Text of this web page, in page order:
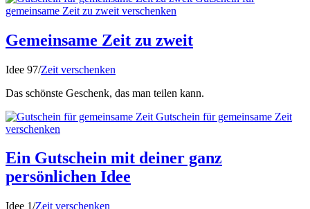
gemeinsame Zeit zu zweit verschenken
Gemeinsame Zeit zu zweit
Idee 97/Zeit verschenken
Das schönste Geschenk, das man teilen kann.
Gutschein für gemeinsame Zeit
verschenken
Ein Gutschein mit deiner ganz
persönlichen Idee
Idee 1/Zeit verschenken